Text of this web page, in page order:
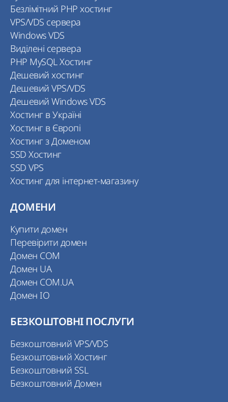
Безлімітний PHP хостинг
VPS/VDS сервера
Windows VDS
Виділені сервера
PHP MySQL Хостинг
Дешевий хостинг
Дешевий VPS/VDS
Дешевий Windows VDS
Хостинг в Україні
Хостинг в Європі
Хостинг з Доменом
SSD Хостинг
SSD VPS
Хостинг для інтернет-магазину
ДОМЕНИ
Купити домен
Перевірити домен
Домен COM
Домен UA
Домен COM.UA
Домен IO
БЕЗКОШТОВНІ ПОСЛУГИ
Безкоштовний VPS/VDS
Безкоштовний Хостинг
Безкоштовний SSL
Безкоштовний Домен